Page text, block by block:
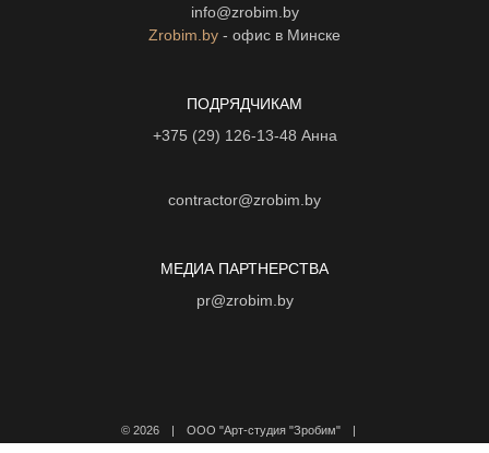
info@zrobim.by
Zrobim.by - офис в Минске
ПОДРЯДЧИКАМ
+375 (29) 126-13-48 Анна
contractor@zrobim.by
МЕДИА ПАРТНЕРСТВА
pr@zrobim.by
© 2026 | ООО "Арт-студия "Зробим" |